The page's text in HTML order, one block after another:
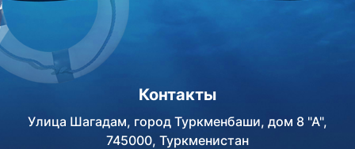
Контакты
Улица Шагадам, город Туркменбаши, дом 8 "А",
745000, Туркменистан